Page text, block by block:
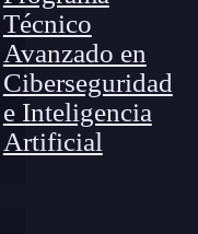
Técnico
Avanzado en
Ciberseguridad
e Inteligencia
Artificial